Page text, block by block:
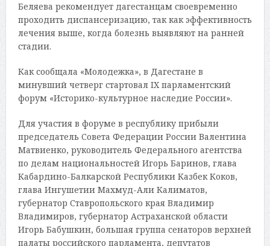
Беляева рекомендует дагестанцам своевременно
проходить диспансеризацию, так как эффективность
лечения выше, когда болезнь выявляют на ранней
стадии.
Как сообщала «Молодежка», в Дагестане в
минувший четверг стартовал IX парламентский
форум «Историко-культурное наследие России».
Для участия в форуме в республику прибыли
председатель Совета Федерации России Валентина
Матвиенко, руководитель Федерального агентства
по делам национальностей Игорь Баринов, глава
Кабардино-Балкарской Республики Казбек Коков,
глава Ингушетии Махмуд-Али Калиматов,
губернатор Ставропольского края Владимир
Владимиров, губернатор Астраханской области
Игорь Бабушкин, большая группа сенаторов верхней
палаты российского парламента, депутатов